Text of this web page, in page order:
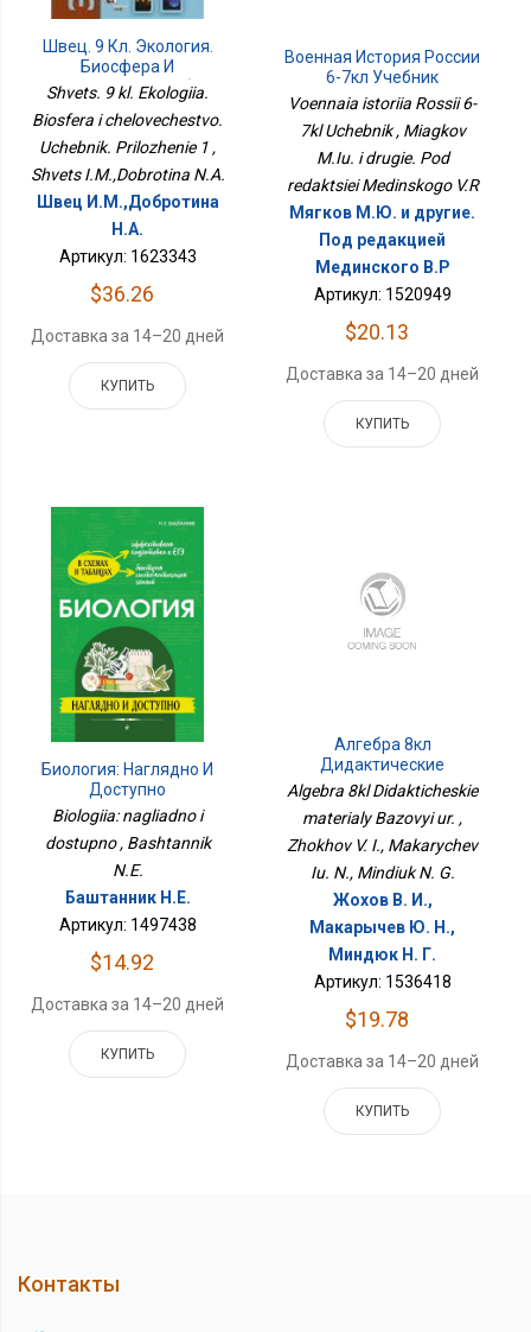
Швец. 9 Кл. Экология.
Биосфера И
Человечество. Учебник.
Приложение 1
Shvets. 9 kl. Ekologiia.
Biosfera i chelovechestvo.
Uchebnik. Prilozhenie 1 ,
Shvets I.M.,Dobrotina N.A.
Швец И.М.,Добротина
Н.А.
Артикул: 1623343
$36.26
Доставка за 14–20 дней
КУПИТЬ
Военная История России
6-7кл Учебник
Voennaia istoriia Rossii 6-
7kl Uchebnik , Miagkov
M.Iu. i drugie. Pod
redaktsiei Medinskogo V.R
Мягков М.Ю. и другие.
Под редакцией
Мединского В.Р
Артикул: 1520949
$20.13
Доставка за 14–20 дней
КУПИТЬ
Биология: Наглядно И
Доступно
Biologiia: nagliadno i
dostupno , Bashtannik
N.E.
Баштанник Н.Е.
Артикул: 1497438
$14.92
Доставка за 14–20 дней
КУПИТЬ
Алгебра 8кл
Дидактические
Материалы Базовый Ур.
Algebra 8kl Didakticheskie
materialy Bazovyi ur. ,
Zhokhov V. I., Makarychev
Iu. N., Mindiuk N. G.
Жохов В. И.,
Макарычев Ю. Н.,
Миндюк Н. Г.
Артикул: 1536418
$19.78
Доставка за 14–20 дней
КУПИТЬ
Контакты